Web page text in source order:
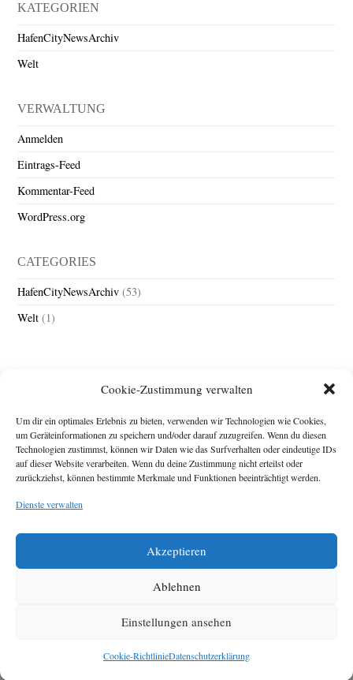
Cookie-Zustimmung verwalten
Um dir ein optimales Erlebnis zu bieten, verwenden wir Technologien wie Cookies,
um Geräteinformationen zu speichern und/oder darauf zuzugreifen. Wenn du diesen
Technologien zustimmst, können wir Daten wie das Surfverhalten oder eindeutige IDs
auf dieser Website verarbeiten. Wenn du deine Zustimmung nicht erteilst oder
zurückziehst, können bestimmte Merkmale und Funktionen beeinträchtigt werden.
Dienste verwalten
Akzeptieren
Ablehnen
Einstellungen ansehen
Cookie-RichtlinieDatenschutzerklärung
KATEGORIEN
HafenCityNewsArchiv
Welt
VERWALTUNG
Anmelden
Eintrags-Feed
Kommentar-Feed
WordPress.org
CATEGORIES
HafenCityNewsArchiv (53)
Welt (1)
Impressum
Michael Baden,
Diese Webseite stellt
zehn Jahre der